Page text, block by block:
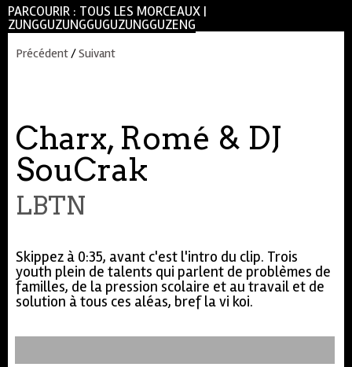
PARCOURIR : TOUS LES MORCEAUX |
ZUNGGUZUNGGUGUZUNGGUZENG
Précédent/Suivant
Charx, Romé & DJ
SouCrak
LBTN
Skippez à 0:35, avant c'est l'intro du clip. Trois
youth plein de talents qui parlent de problèmes de
familles, de la pression scolaire et au travail et de
solution à tous ces aléas, bref la vi koi.